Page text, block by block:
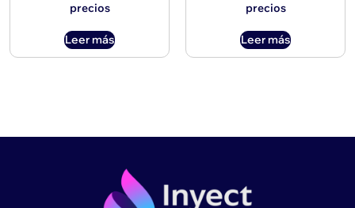
precios
Leer más
precios
Leer más